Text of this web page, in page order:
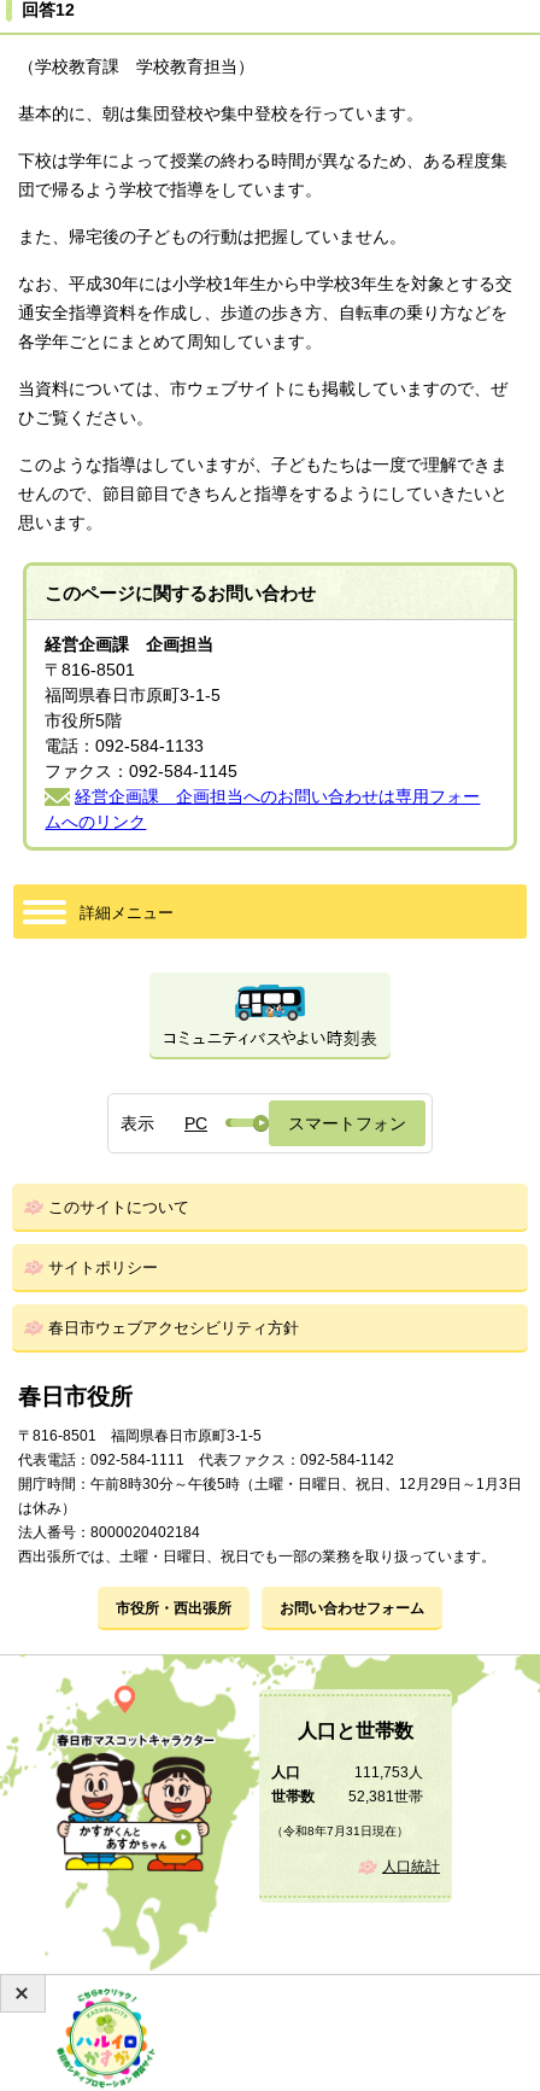
回答12
（学校教育課 学校教育担当）
基本的に、朝は集団登校や集中登校を行っています。
下校は学年によって授業の終わる時間が異なるため、ある程度集
団で帰るよう学校で指導をしています。
また、帰宅後の子どもの行動は把握していません。
なお、平成30年には小学校1年生から中学校3年生を対象とする交
通安全指導資料を作成し、歩道の歩き方、自転車の乗り方などを
各学年ごとにまとめて周知しています。
当資料については、市ウェブサイトにも掲載していますので、ぜ
ひご覧ください。
このような指導はしていますが、子どもたちは一度で理解できま
せんので、節目節目できちんと指導をするようにしていきたいと
思います。
このページに関するお問い合わせ
経営企画課 企画担当
〒816-8501
福岡県春日市原町3-1-5
市役所5階
電話：092-584-1133
ファクス：092-584-1145
経営企画課 企画担当へのお問い合わせは専用フォー
ムへのリンク
詳細メニュー
表示 PC スマートフォン
このサイトについて
サイトポリシー
春日市ウェブアクセシビリティ方針
春日市役所
〒816-8501 福岡県春日市原町3-1-5
代表電話：092-584-1111 代表ファクス：092-584-1142
開庁時間：午前8時30分～午後5時（土曜・日曜日、祝日、12月29日～1月3日
は休み）
法人番号：8000020402184
西出張所では、土曜・日曜日、祝日でも一部の業務を取り扱っています。
市役所・西出張所 お問い合わせフォーム
人口と世帯数
人口
111,753人
世帯数
52,381世帯
（令和8年7月31日現在）
人口統計